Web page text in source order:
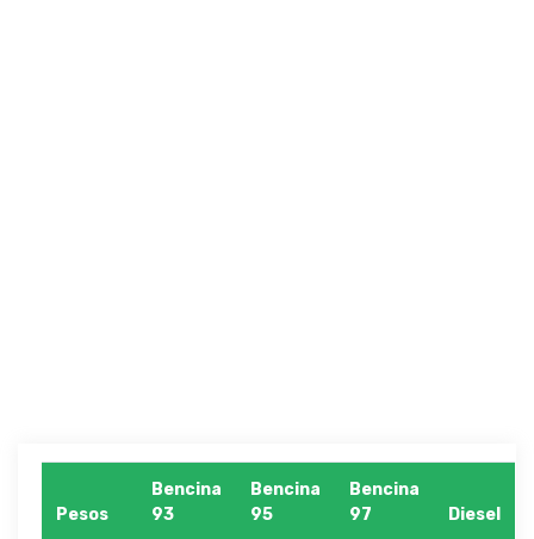
Pesos
Bencina
93
Bencina
95
Bencina
97
Diesel